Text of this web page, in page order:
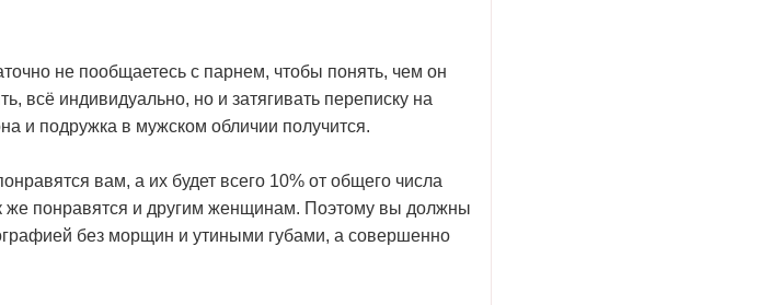
не пообщаетесь с парнем, чтобы понять, чем он
всё индивидуально, но и затягивать переписку на
и подружка в мужском обличии получится.
вам, а их будет всего 10% от общего числа
же понравятся и другим женщинам. Поэтому вы должны
без морщин и утиными губами, а совершенно